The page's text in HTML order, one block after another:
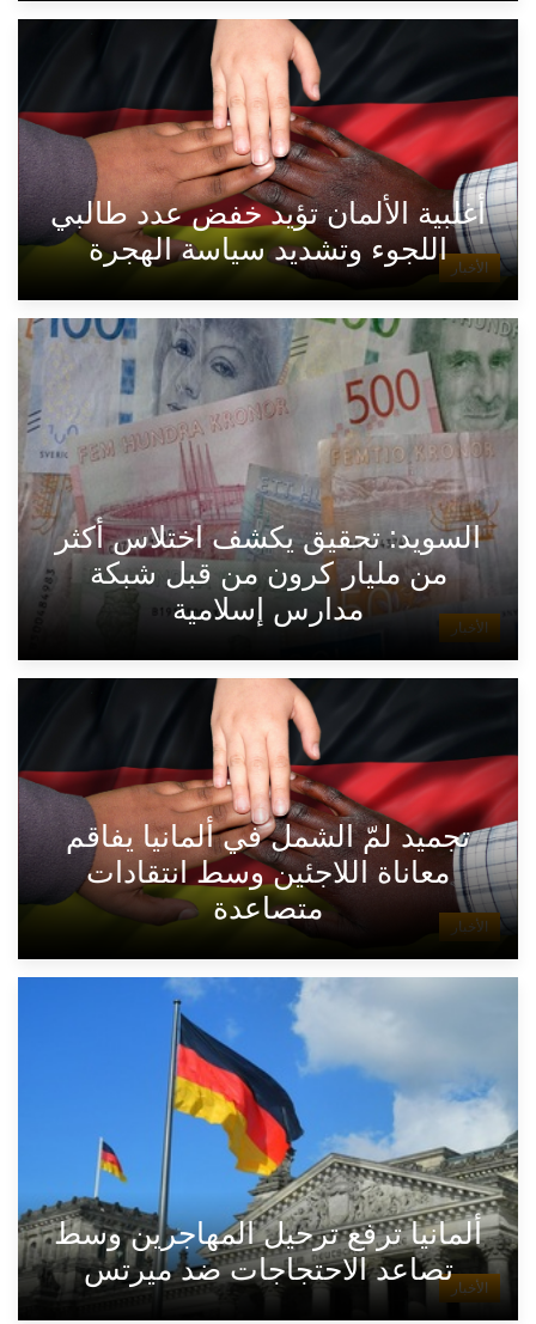
الأخبار
أغلبية الألمان تؤيد خفض عدد طالبي
اللجوء وتشديد سياسة الهجرة
الأخبار
السويد: تحقيق يكشف اختلاس أكثر
من مليار كرون من قبل شبكة
مدارس إسلامية
الأخبار
تجميد لمّ الشمل في ألمانيا يفاقم
معاناة اللاجئين وسط انتقادات
متصاعدة
الأخبار
ألمانيا ترفع ترحيل المهاجرين وسط
تصاعد الاحتجاجات ضد ميرتس